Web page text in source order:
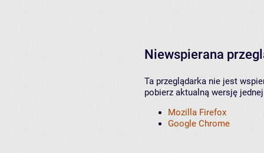
Niewspierana
Ta przeglądarka nie jest
pobierz aktualną wersję
Mozilla Firefox
Google Chrome